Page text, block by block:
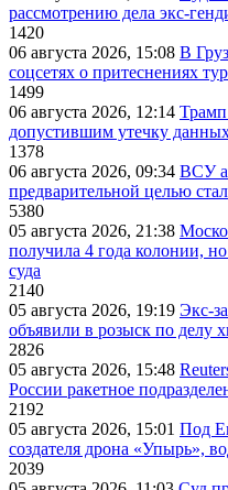
рассмотрению дела экс-
1420
06 августа 2026, 15:08 В
соцсетях о притеснениях
1499
06 августа 2026, 12:14
допустившим утечку
1378
06 августа 2026, 09:34 ВСУ
предварительной целью
5380
05 августа 2026, 21:38
получила 4 года колонии,
суда
2140
05 августа 2026, 19:19 Экс-
объявили в розыск по делу
2826
05 августа 2026, 15:48
России ракетное
2192
05 августа 2026, 15:01 Под
создателя дрона «Упырь»,
2039